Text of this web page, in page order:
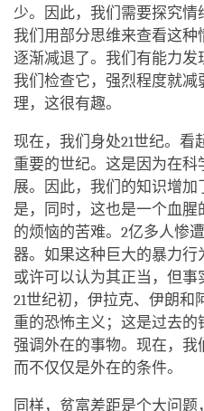
少。因此，我们需要探究情
我们用部分思维来查看这
逐渐减退了。我们有能力
我们检查它，强烈程度就
理，这很有趣。
现在，我们身处21世纪。看
重要的世纪。这是因为在
展。因此，我们的知识增加
是，同时，这也是一个血
的烦恼的苦难。2亿多人惨
器。如果这种巨大的暴力行
或许可以认为其正当，但事
21世纪初，伊拉克、伊朗和
重的恐怖主义；这是过去
强调外在的事物。现在，我
而不仅仅是外在的条件。
同样，贫富差距是个大问